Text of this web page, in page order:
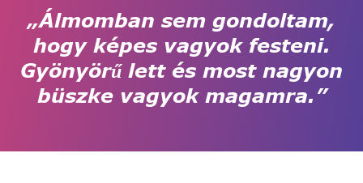
„Álmomban sem gondoltam,
hogy képes vagyok festeni.
Gyönyörű lett és most nagyon
büszke vagyok magamra.”